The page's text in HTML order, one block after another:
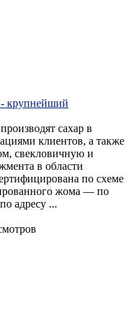
- крупнейший
сахар в
клиентов, а также
свекловичную и
в области
по схеме
жома — по
адресу ...